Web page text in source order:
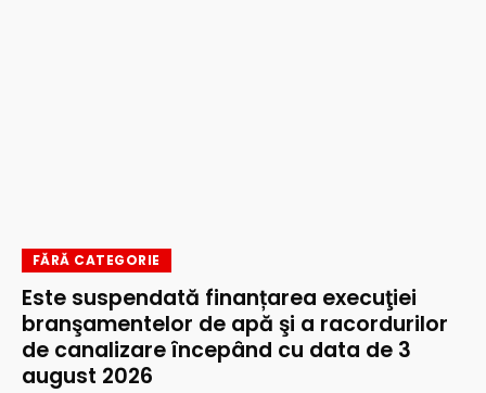
FĂRĂ CATEGORIE
Este suspendată finanțarea execuţiei
branşamentelor de apă şi a racordurilor
de canalizare începând cu data de 3
august 2026